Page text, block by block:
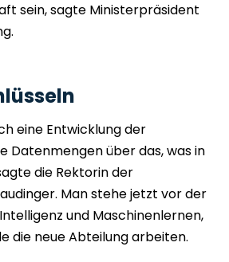
sein, sagte Ministerpräsident
eine Entwicklung der
Datenmengen über das, was in
die Rektorin der
Man stehe jetzt vor der
und Maschinenlernen,
die neue Abteilung arbeiten.